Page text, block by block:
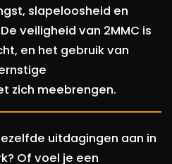
slapeloosheid en
veiligheid van 2MMC is
en het gebruik van
zich meebrengen.
uitdagingen aan in
Of voel je een